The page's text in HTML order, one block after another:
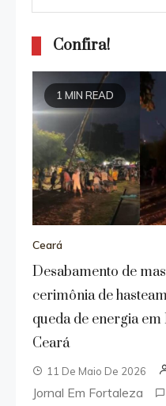
Confira!
1 MIN READ
Ceará
Desabamento de
cerimônia de
queda de energia em
Ceará
11 De Maio De 2026
Jornal Em Fortaleza